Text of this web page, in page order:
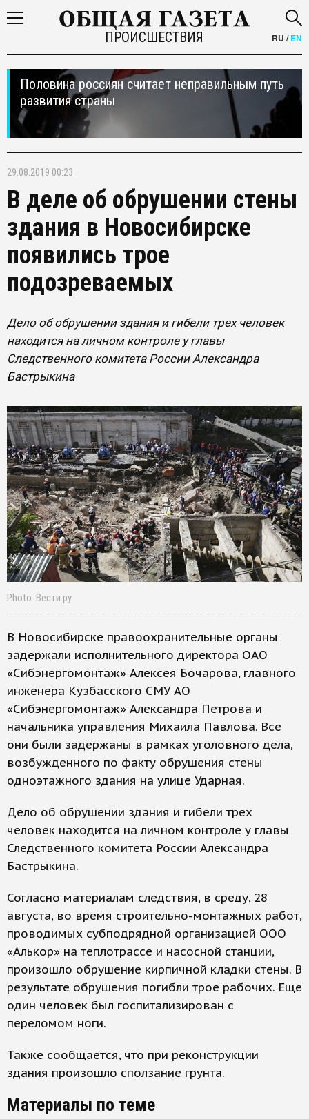
ПРОИСШЕСТВИЯ RU /EN
Половина россиян считает неправильным путь
развития страны
29.08.2019 00:23
В деле об обрушении стены
здания в Новосибирске
появились трое
подозреваемых
Дело об обрушении здания и гибели трех человек
находится на личном контроле у главы
Следственного комитета России Александра
Бастрыкина
Photo: Вести.ру
В Новосибирске правоохранительные органы
задержали исполнительного директора ОАО
«Сибэнергомонтаж» Алексея Бочарова, главного
инженера Кузбасского СМУ АО
«Сибэнергомонтаж» Александра Петрова и
начальника управления Михаила Павлова. Все
они были задержаны в рамках уголовного дела,
возбужденного по факту обрушения стены
одноэтажного здания на улице Ударная.
Дело об обрушении здания и гибели трех
человек находится на личном контроле у главы
Следственного комитета России Александра
Бастрыкина.
Согласно материалам следствия, в среду, 28
августа, во время строительно-монтажных работ,
проводимых субподрядной организацией ООО
«Алькор» на теплотрассе и насосной станции,
произошло обрушение кирпичной кладки стены. В
результате обрушения погибли трое рабочих. Еще
один человек был госпитализирован с
переломом ноги.
Также сообщается, что при реконструкции
здания произошло сползание грунта.
Материалы по теме